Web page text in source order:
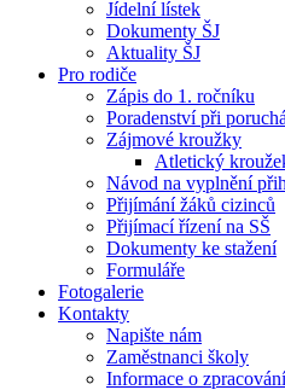
Jídelní lístek
Dokumenty ŠJ
Aktuality ŠJ
Pro rodiče
Zápis do 1. ročníku
Poradenství při
Zájmové kroužky
Atletický
Návod na vyplnění
Přijímání žáků cizinců
Přijímací řízení na SŠ
Dokumenty ke stažení
Formuláře
Fotogalerie
Kontakty
Napište nám
Zaměstnanci školy
Informace o